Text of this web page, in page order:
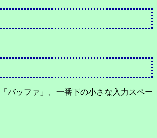
バッファ」、一番下の小さな入力スペー